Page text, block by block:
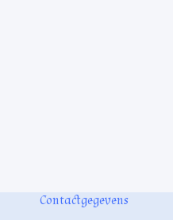
Contactgegevens